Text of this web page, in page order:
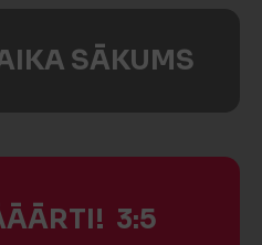
SĀKUMS
3:5